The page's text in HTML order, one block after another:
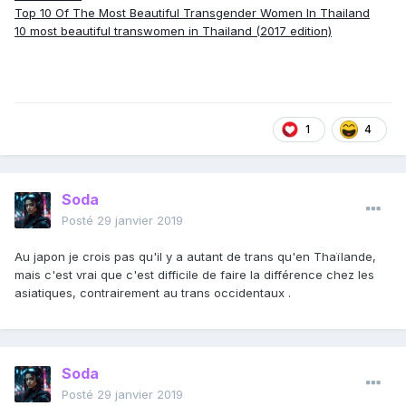
Top 10 Of The Most Beautiful Transgender Women In Thailand
10 most beautiful transwomen in Thailand (2017 edition)
1 4
Soda
Posté 29 janvier 2019
Au japon je crois pas qu'il y a autant de trans qu'en Thaïlande,
mais c'est vrai que c'est difficile de faire la différence chez les
asiatiques, contrairement au trans occidentaux .
Soda
Posté 29 janvier 2019